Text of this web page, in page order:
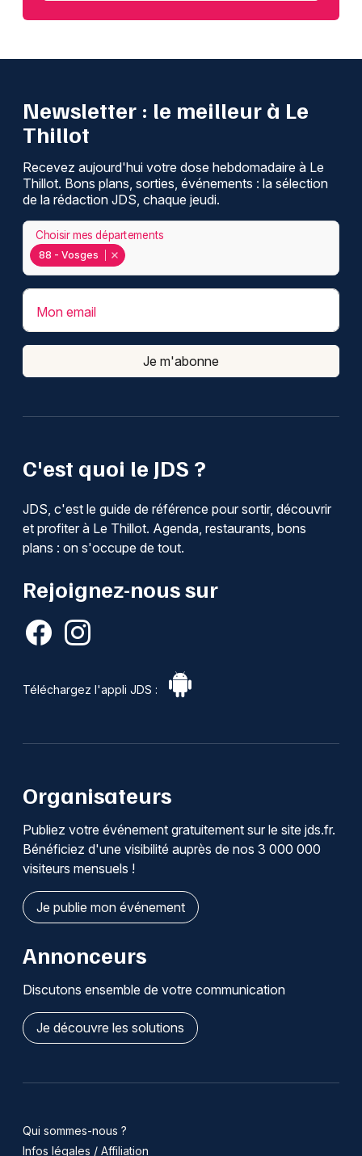
C'est quoi le JDS ?
JDS, c'est le guide de référence pour sortir, découvrir
et profiter à Le Thillot. Agenda, restaurants, bons
plans : on s'occupe de tout.
Rejoignez-nous sur
Téléchargez l'appli JDS :
Newsletter : le meilleur à Le
Thillot
Recevez aujourd'hui votre dose hebdomadaire à Le
Thillot. Bons plans, sorties, événements : la sélection
de la rédaction JDS, chaque jeudi.
88 - Vosges
Choisir mes départements
Mon email
Je m'abonne
Organisateurs
Publiez votre événement gratuitement sur le site jds.fr.
Bénéficiez d'une visibilité auprès de nos 3 000 000
visiteurs mensuels !
Je publie mon événement
Annonceurs
Discutons ensemble de votre communication
Je découvre les solutions
Qui sommes-nous ?
Infos légales / Affiliation